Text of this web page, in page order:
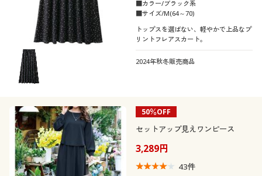
■カラー/ブラック系
■サイズ/M(64～70)
トップスを選ばない、軽やかで上品なプ
リントフレアスカート。
2024年秋冬販売商品
50％OFF
セットアップ見えワンピース
3,289円
43件